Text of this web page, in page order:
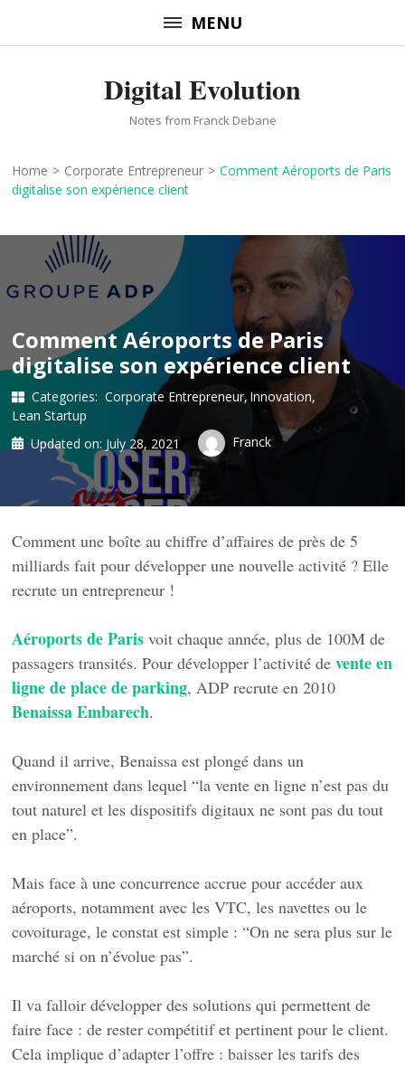
to
MENU
Digital Evolution
Notes from Franck Debane
Home > Corporate Entrepreneur > Comment Aéroports de Paris
digitalise son expérience client
Comment Aéroports de Paris
digitalise son expérience client
Categories: Corporate Entrepreneur Innovation
Lean Startup
Updated on: July 28, 2021 Franck
Comment une boîte au chiffre d’affaires de près de 5
milliards fait pour développer une nouvelle activité ? Elle
recrute un entrepreneur !
Aéroports de Paris voit chaque année, plus de 100M de
passagers transités. Pour développer l’activité devente en
ligne de place de parking, ADP recrute en 2010
Benaissa Embarech.
Quand il arrive, Benaissa est plongé dans un
environnement dans lequel “la vente en ligne n’est pas du
tout naturel et les dispositifs digitaux ne sont pas du tout
en place”.
Mais face à une concurrence accrue pour accéder aux
aéroports, notamment avec les VTC, les navettes ou le
covoiturage, le constat est simple : “On ne sera plus sur le
marché si on n’évolue pas”.
Il va falloir développer des solutions qui permettent de
faire face : de rester compétitif et pertinent pour le client.
Cela implique d’adapter l’offre : baisser les tarifs des